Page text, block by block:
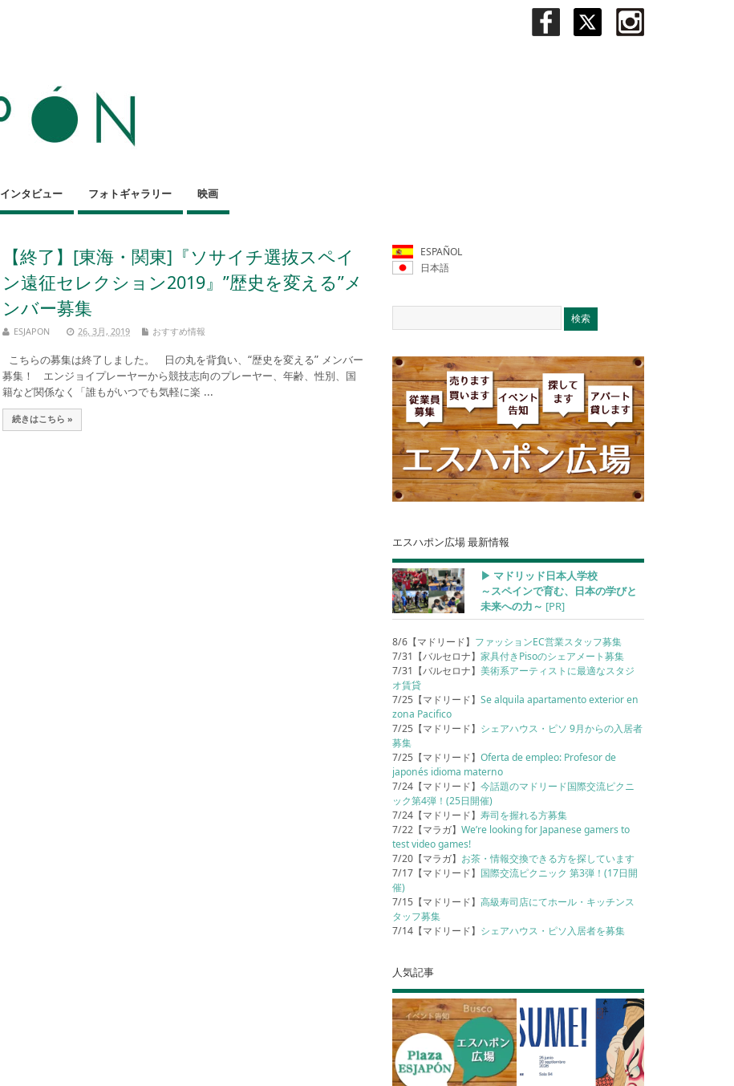
インタビュー フォトギャラリー 映画
【終了】[東海・関東]『ソサイチ選抜スペイ
ン遠征セレクション2019』”歴史を変える”メ
ンバー募集
ESJAPON 26, 3月, 2019 おすすめ情報
こちらの募集は終了しました。 日の丸を背負い、“歴史を変える” メンバー
募集！ エンジョイプレーヤーから競技志向のプレーヤー、年齢、性別、国
籍など関係なく「誰もがいつでも気軽に楽 ...
続きはこちら »
ESPAÑOL
日本語
エスハポン広場 最新情報
▶︎ マドリッド日本人学校
～スペインで育む、日本の学びと
未来への力～ [PR]
8/6【マドリード】 ファッションEC営業スタッフ募集
7/31【バルセロナ】家具付きPisoのシェアメート募集
7/31【バルセロナ】美術系アーティストに最適なスタジ
オ賃貸
7/25【マドリード】Se alquila apartamento exterior en
zona Pacifico
7/25【マドリード】 シェアハウス・ピソ 9月からの入居者
募集
7/25【マドリード】Oferta de empleo: Profesor de
japonés idioma materno
7/24【マドリード】今話題のマドリード国際交流ピクニ
ック第4弾！(25日開催)
7/24【マドリード】寿司を握れる方募集
7/22【マラガ】We’re looking for Japanese gamers to
test video games!
7/20【マラガ】 お茶・情報交換できる方を探しています
7/17【マドリード】 国際交流ピクニック 第3弾！(17日開
催)
7/15【マドリード】高級寿司店にてホール・キッチンス
タッフ募集
7/14【マドリード】 シェアハウス・ピソ入居者を募集
人気記事